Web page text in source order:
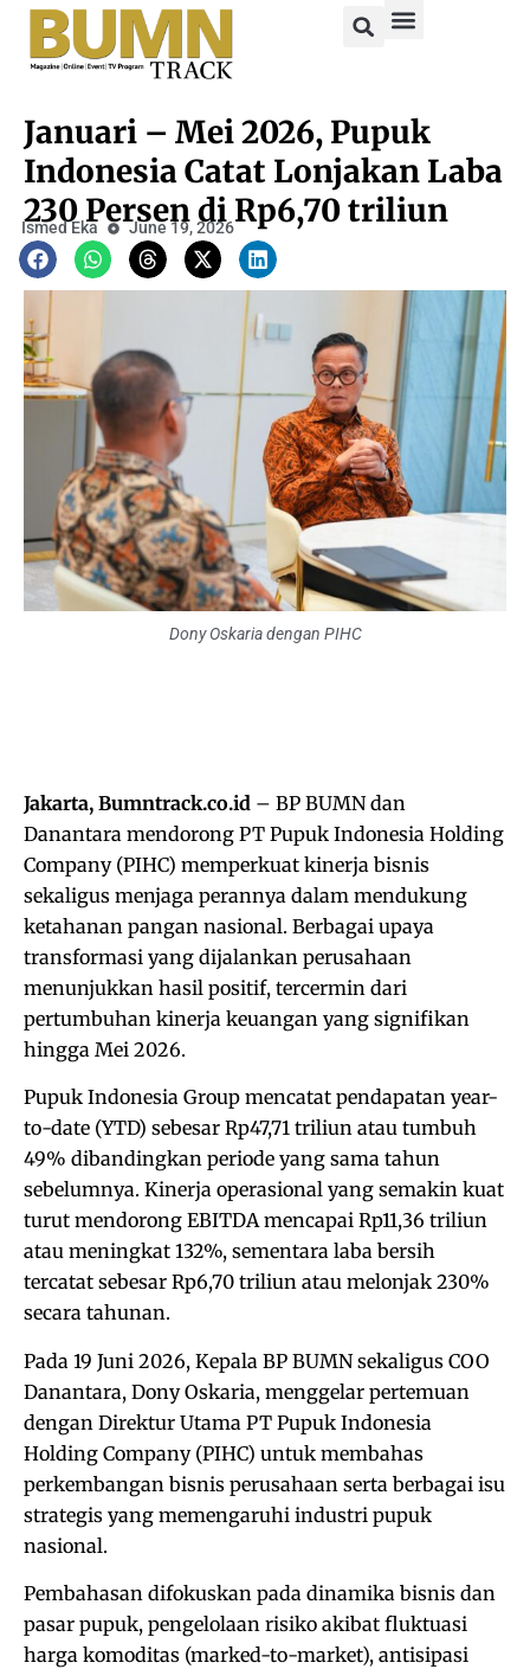
Januari – Mei 2026, Pupuk
Indonesia Catat Lonjakan Laba
230 Persen di Rp6,70 triliun
Ismed Eka June 19, 2026
Dony Oskaria dengan PIHC
Jakarta, Bumntrack.co.id – BP BUMN dan
Danantara mendorong PT Pupuk Indonesia Holding
Company (PIHC) memperkuat kinerja bisnis
sekaligus menjaga perannya dalam mendukung
ketahanan pangan nasional. Berbagai upaya
transformasi yang dijalankan perusahaan
menunjukkan hasil positif, tercermin dari
pertumbuhan kinerja keuangan yang signifikan
hingga Mei 2026.
Pupuk Indonesia Group mencatat pendapatan year-
to-date (YTD) sebesar Rp47,71 triliun atau tumbuh
49% dibandingkan periode yang sama tahun
sebelumnya. Kinerja operasional yang semakin kuat
turut mendorong EBITDA mencapai Rp11,36 triliun
atau meningkat 132%, sementara laba bersih
tercatat sebesar Rp6,70 triliun atau melonjak 230%
secara tahunan.
Pada 19 Juni 2026, Kepala BP BUMN sekaligus COO
Danantara, Dony Oskaria, menggelar pertemuan
dengan Direktur Utama PT Pupuk Indonesia
Holding Company (PIHC) untuk membahas
perkembangan bisnis perusahaan serta berbagai isu
strategis yang memengaruhi industri pupuk
nasional.
Pembahasan difokuskan pada dinamika bisnis dan
pasar pupuk, pengelolaan risiko akibat fluktuasi
harga komoditas (marked-to-market), antisipasi